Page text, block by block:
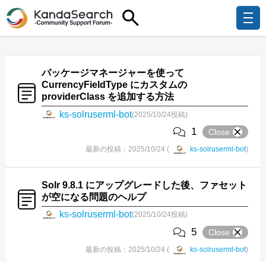
パッケージマネージャーを使って
CurrencyFieldType にカスタムの
providerClass を追加する方法
ks-solruserml-bot(2025/10/24投稿)
1 Close
最新の投稿：2025/10/24 ( ks-solruserml-bot)
Solr 9.8.1 にアップグレードした後、ファセット
が空になる問題のヘルプ
ks-solruserml-bot(2025/10/24投稿)
5 Close
最新の投稿：2025/10/24 ( ks-solruserml-bot)